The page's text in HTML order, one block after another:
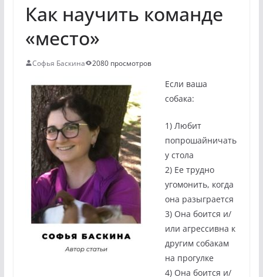
Как научить команде
«место»
Софья Баскина 2080 просмотров
Если ваша
собака:
1) Любит
попрошайничать
у стола
2) Ее трудно
угомонить, когда
она разыграется
3) Она боится и/
или агрессивна к
другим собакам
на прогулке
4) Она боится и/